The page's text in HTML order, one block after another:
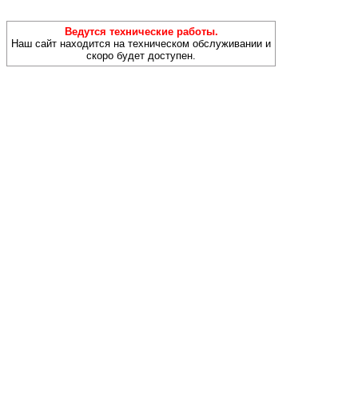
Ведутся технические работы.
Наш сайт находится на техническом обслуживании и
скоро будет доступен.